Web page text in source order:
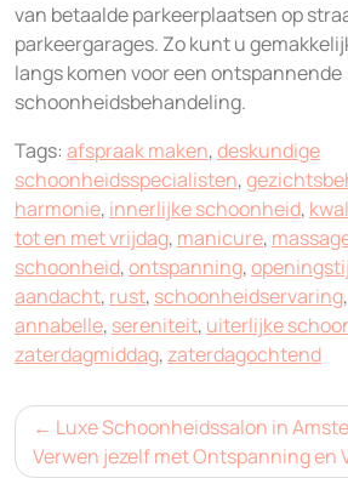
van betaalde parkeerplaatsen op
parkeergarages. Zo kunt u
langs komen voor een ontspannende
schoonheidsbehandeling.
Tags: afspraak maken,deskundige
schoonheidsspecialisten,
harmonie, innerlijke schoonheid,
tot en met vrijdag, manicure,
schoonheid,ontspanning,
aandacht, rust, schoonheidservaring,
annabelle, sereniteit, uiterlijke
zaterdagmiddag,zaterdagochtend
Bericht
navigatie
Luxe Schoonheidssalon in
Verwen jezelf met Ontspanning en